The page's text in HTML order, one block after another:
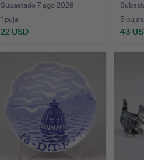
Subastado 7 ago 2026
1 puja
22 USD
5 pujas
43